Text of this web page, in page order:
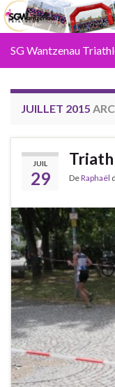
SG Wantzenau
JUILLET 2015
JUIL
29 DeRaphaël